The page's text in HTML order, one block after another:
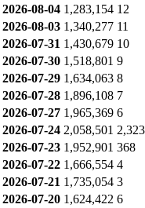
2026-08-04 1,283,154 12
2026-08-03 1,340,277 11
2026-07-31 1,430,679 10
2026-07-30 1,518,801 9
2026-07-29 1,634,063 8
2026-07-28 1,896,108 7
2026-07-27 1,965,369 6
2026-07-24 2,058,501 2,323
2026-07-23 1,952,901 368
2026-07-22 1,666,554 4
2026-07-21 1,735,054 3
2026-07-20 1,624,422 6